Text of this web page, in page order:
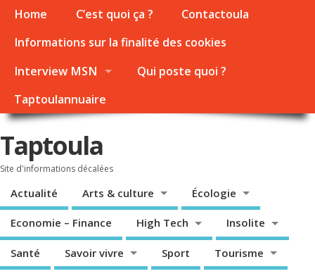
Home C’est quoi ça ?
Contactoula
Informations sur la finalité des cookies
Interview MSN
Qui poste quoi ?
Taptoulannuaire
Taptoula
Site d'informations décalées
Actualité Arts & culture Écologie
Economie – Finance High Tech Insolite
Santé Savoir vivre Sport Tourisme